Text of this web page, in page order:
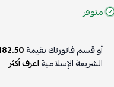
متوفر
أو قسم فاتورتك بقيمة182.50
الشريعة الإسلاميةاعرف أكثر